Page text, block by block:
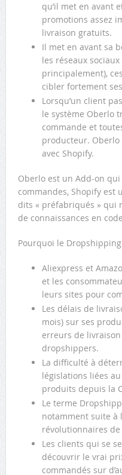
qu’il met en avant
promotions assez
livraison gratuits.
Il met en avant sa
les réseaux
principalement),
cibler fortement
Lorsqu’un client
le système Oberlo
commande et
producteur.
avec Shopify.
Oberlo est un Add-on
commandes, Shopify est
dits « préfabriqués » qui
de connaissances en
Pourquoi le
Aliexpress et
et les
leurs sites pour
Les délais de
mois) sur ses
erreurs de
dropshippers.
La difficulté à
législations liées
produits depuis la
Le terme
notamment suite à
révolutionnaires de
Les clients qui se
découvrir le vrai
commandés sur